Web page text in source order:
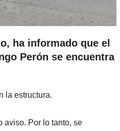
ha informado que el
Perón se encuentra
la estructura.
aviso. Por lo tanto, se